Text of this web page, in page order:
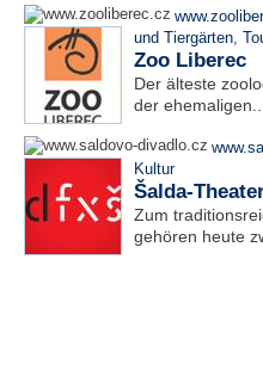
und Tiergärten,
Zoo Liberec
Der älteste
der ehemaligen...
Kultur
Šalda-
Zum
gehören heute